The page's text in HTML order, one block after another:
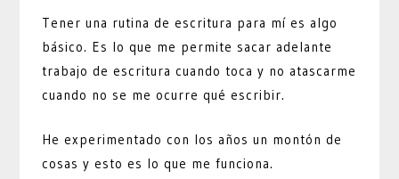
Tener una rutina de escritura para mí es algo
básico. Es lo que me permite sacar adelante
trabajo de escritura cuando toca y no atascarme
cuando no se me ocurre qué escribir.
He experimentado con los años un montón de
cosas y esto es lo que me funciona.